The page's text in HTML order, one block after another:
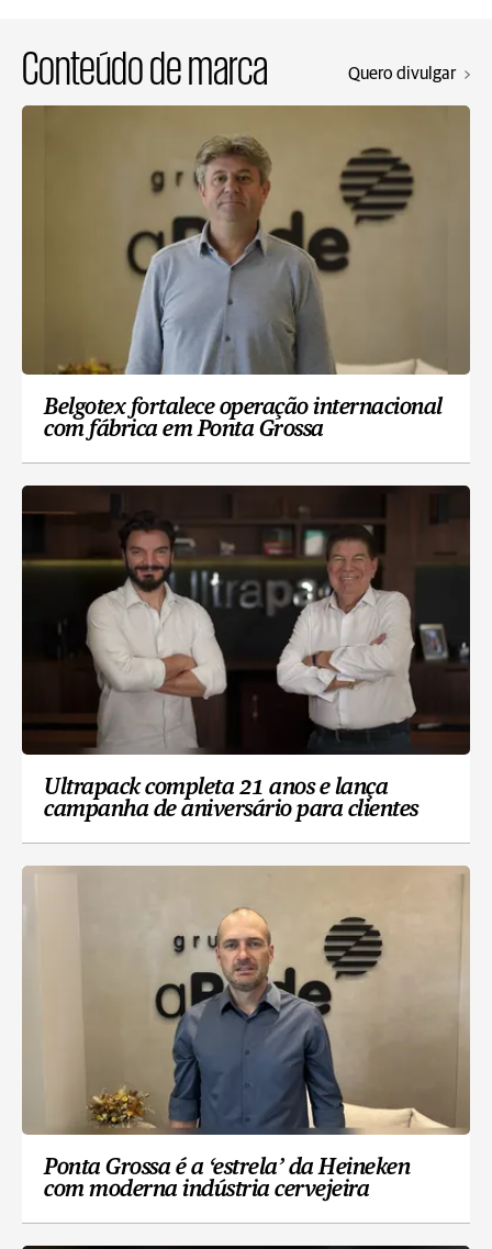
Conteúdo de marca Quero divulgar
Belgotex fortalece operação internacional
com fábrica em Ponta Grossa
Ultrapack completa 21 anos e lança
campanha de aniversário para clientes
Ponta Grossa é a ‘estrela’ da Heineken
com moderna indústria cervejeira